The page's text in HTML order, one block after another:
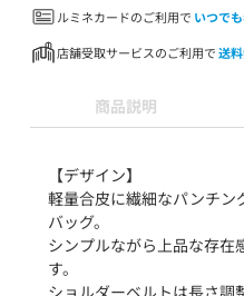
ルミネカードのご利用で いつでも
店舗受取サービスのご利用で送
商品説明
【デザイン】
軽量合皮に繊細なパンチン
バッグ。
シンプルながら上品な存在
す。
ショルダーベルトは長さ調